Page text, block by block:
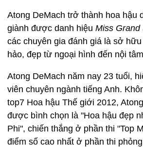
Atong DeMach trở thành hoa hậu
giành được danh hiệu Miss Grand
các chuyên gia đánh giá là sở
hảo, đẹp từ ngoại hình đến nội
Atong DeMach năm nay 23 tuổi,
viên chuyên ngành tiếng Anh.
top7 Hoa hậu Thế giới 2012,
được bình chọn là "Hoa hậu đẹp
Phi", chiến thắng ở phần thi "Top
điểm số cao nhất ở phần thi